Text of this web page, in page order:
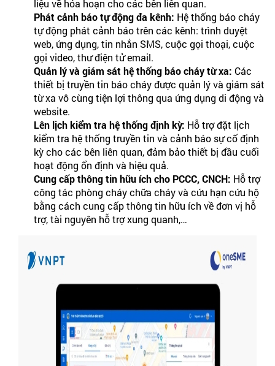
liệu về hỏa hoạn cho các bên liên quan.
Phát cảnh báo tự động đa kênh: Hệ thống báo cháy
tự động phát cảnh báo trên các kênh: trình duyệt
web, ứng dụng, tin nhắn SMS, cuộc gọi thoại, cuộc
gọi video, thư điện tử email.
Quản lý và giám sát hệ thống báo cháy từ xa: Các
thiết bị truyền tin báo cháy được quản lý và giám sát
từ xa vô cùng tiện lợi thông qua ứng dụng di động và
website.
Lên lịch kiểm tra hệ thống định kỳ: Hỗ trợ đặt lịch
kiểm tra hệ thống truyền tin và cảnh báo sự cố định
kỳ cho các bên liên quan, đảm bảo thiết bị đầu cuối
hoạt động ổn định và hiệu quả.
Cung cấp thông tin hữu ích cho PCCC, CNCH: Hỗ trợ
công tác phòng cháy chữa cháy và cứu hạn cứu hộ
bằng cách cung cấp thông tin hữu ích về đơn vị hỗ
trợ, tài nguyên hỗ trợ xung quanh,…